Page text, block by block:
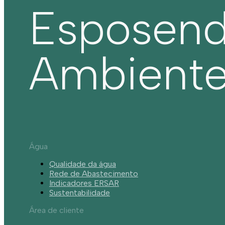
Água
Qualidade da água
Rede de Abastecimento
Indicadores ERSAR
Sustentabilidade
Área de cliente